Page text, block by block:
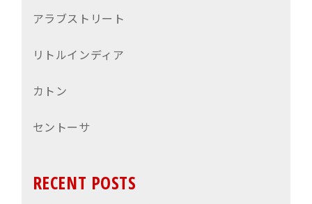
アラブストリート
リトルインディア
カトン
セントーサ
RECENT POSTS